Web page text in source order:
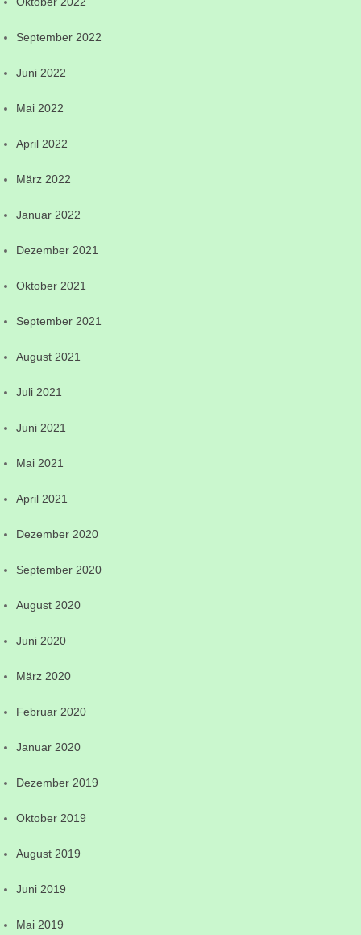
September 2022
Juni 2022
Mai 2022
April 2022
März 2022
Januar 2022
Dezember 2021
Oktober 2021
September 2021
August 2021
Juli 2021
Juni 2021
Mai 2021
April 2021
Dezember 2020
September 2020
August 2020
Juni 2020
März 2020
Februar 2020
Januar 2020
Dezember 2019
Oktober 2019
August 2019
Juni 2019
Mai 2019